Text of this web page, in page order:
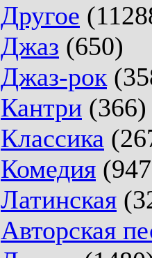
Другое
Джаз (650)
Джаз-рок
Кантри (366)
Классика
Комедия
Латинская
Авторская